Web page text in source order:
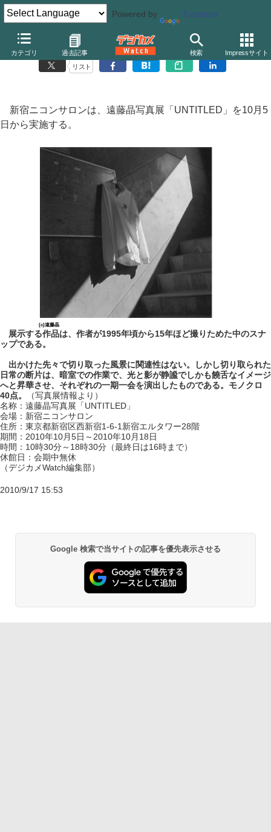
Powered by Translate
カテゴリ 過去記事 検索 Impressサイト
新宿ニコンサロン、遠藤晶写真展「UNTITLED」
リスト
新宿ニコンサロンは、遠藤晶写真展「UNTITLED」を10月5
日から実施する。
(c)遠藤晶
展示する作品は、作者が1995年頃から15年ほど撮りためた中のスナ
ップである。
出かけた先々で切り取った風景に関連性はない。しかし切り取られた
日常の断片は、暗室での作業で、光と影が静謐でしかも饒舌なイメージ
へと昇華させ、それぞれの一期一会を演出したものである。モノクロ
40点。
（写真展情報より）
名称：遠藤晶写真展「UNTITLED」
会場：新宿ニコンサロン
住所：東京都新宿区西新宿1-6-1新宿エルタワー28階
期間：2010年10月5日～2010年10月18日
時間：10時30分～18時30分（最終日は16時まで）
休館日：会期中無休
（デジカメWatch編集部）
2010/9/17 15:53
Google 検索で当サイトの記事を優先表示させる